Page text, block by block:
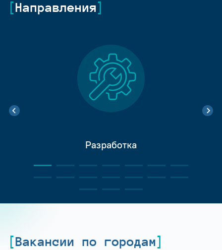
Направления
Разработка
Вакансии по городам